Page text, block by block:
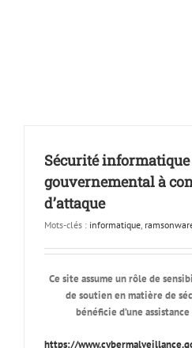
Sécurité informatique
gouvernemental à
d’attaque
Mots-clés : informatique,
Ce site assume un rôle de
de soutien en matière de
bénéficie d’une
https://